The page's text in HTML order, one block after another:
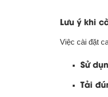
Lưu ý khi
Việc cài đặt
Sử
Tải